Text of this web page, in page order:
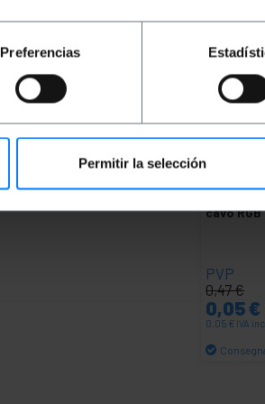
Preferencias
Permitir la selección
cavo
PVP
0,47€
0,05€
0,05 € IVA inc.